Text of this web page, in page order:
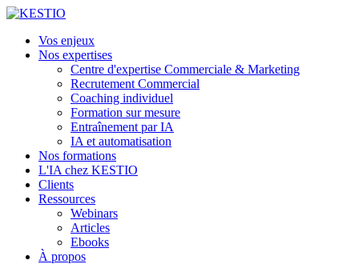
Vos enjeux
Nos expertises
Centre d'expertise Commerciale & Marketing
Recrutement Commercial
Coaching individuel
Formation sur mesure
Entraînement par IA
IA et automatisation
Nos formations
L'IA chez KESTIO
Clients
Ressources
Webinars
Articles
Ebooks
À propos